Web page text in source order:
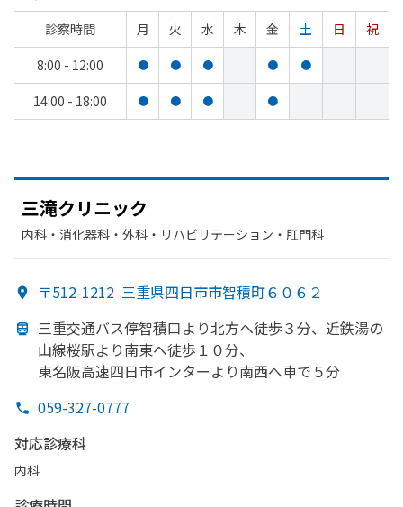
診察時間 月 火 水 木 金 土 日
祝
8:00 - 12:00
● ● ● ● ●
14:00 - 18:00 ● ● ● ●
三滝クリニック
内科・​消化器科・​外科・​リハビリテーション・​肛門科
〒512-1212 三重県四日市市智積町６０６２
三重交通バス停智積口より北方へ徒歩３分、 近鉄湯の
山線桜駅より南東へ徒歩１０分、
東名阪高速四日市インターより南西へ車で ５分
059-327-0777
対応診療科
内科